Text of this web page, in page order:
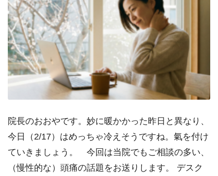
院長のおおやです。妙に暖かかった昨日と異なり、
今日（2/17）はめっちゃ冷えそうですね。氣を付け
ていきましょう。 今回は当院でもご相談の多い、
（慢性的な）頭痛の話題をお送りします。 デスク